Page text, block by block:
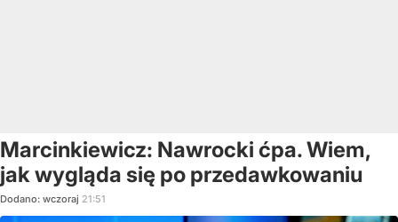
Marcinkiewicz: Nawrocki ćpa. Wiem,
jak wygląda się po przedawkowaniu
Dodano: wczoraj 21:51